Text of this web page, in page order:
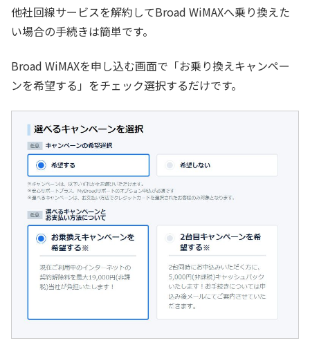
他社回線サービスを解約してBroad WiMAXへ乗り換えた
い場合の手続きは簡単です。
Broad WiMAXを申し込む画面で「お乗り換えキャンペー
ンを希望する」をチェック選択するだけです。